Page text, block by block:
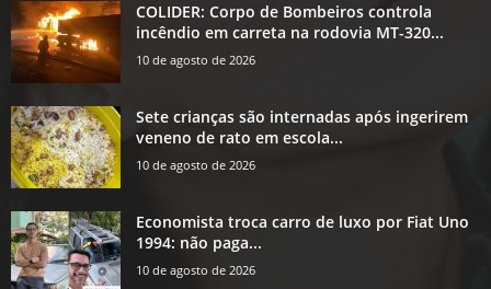
COLIDER: Corpo de Bombeiros controla
incêndio em carreta na rodovia MT-320...
10 de agosto de 2026
Sete crianças são internadas após ingerirem
veneno de rato em escola...
10 de agosto de 2026
Economista troca carro de luxo por Fiat Uno
1994: não paga...
10 de agosto de 2026